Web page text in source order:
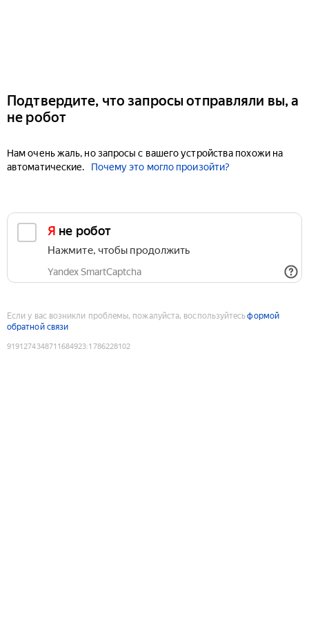
Подтвердите, что запросы отправляли вы, а
не робот
Нам очень жаль, но запросы с вашего устройства похожи на
автоматические.
Почему это могло произойти?
Я не робот
Нажмите, чтобы продолжить
Yandex SmartCaptcha
Если у вас возникли проблемы, пожалуйста, воспользуйтесьформой
обратной связи
9191274348711684923:1786228102